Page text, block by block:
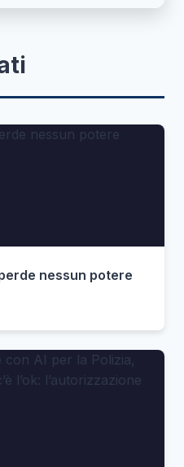
nessun potere